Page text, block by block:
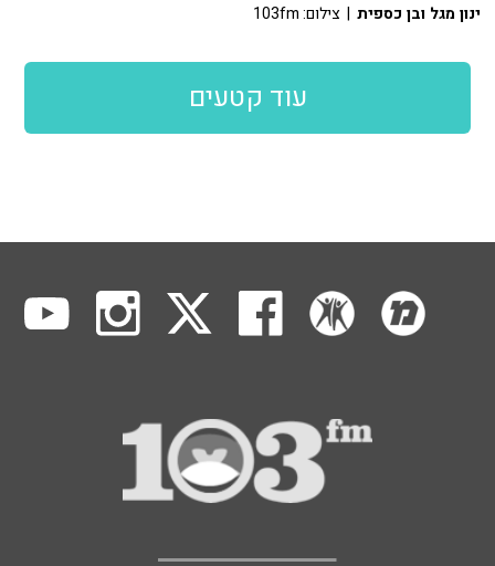
ינון מגל ובן כספית | צילום: 103fm
עוד קטעים